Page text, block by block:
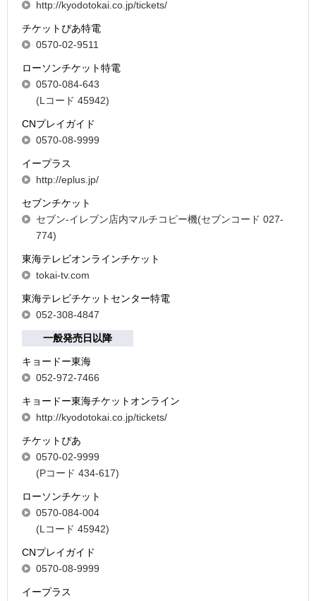
http://kyodotokai.co.jp/tickets/
チケットぴあ特電
0570-02-9511
ローソンチケット特電
0570-084-643
(Lコード 45942)
CNプレイガイド
0570-08-9999
イープラス
http://eplus.jp/
セブンチケット
セブン-イレブン店内マルチコピー機(セブンコード 027-
774)
東海テレビオンラインチケット
tokai-tv.com
東海テレビチケットセンター特電
052-308-4847
一般発売日以降
キョードー東海
052-972-7466
キョードー東海チケットオンライン
http://kyodotokai.co.jp/tickets/
チケットぴあ
0570-02-9999
(Pコード 434-617)
ローソンチケット
0570-084-004
(Lコード 45942)
CNプレイガイド
0570-08-9999
イープラス